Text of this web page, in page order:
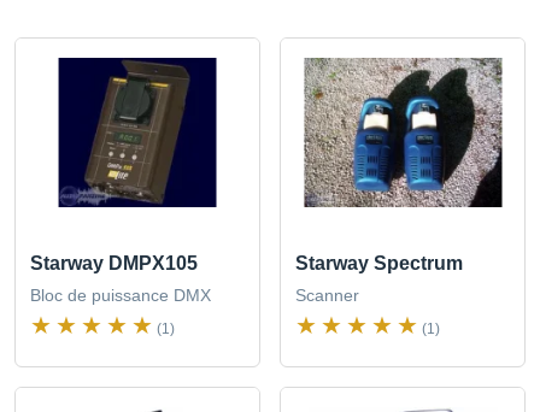
Starway DMPX105
Bloc de puissance DMX
(1)
Starway Spectrum
Scanner
(1)